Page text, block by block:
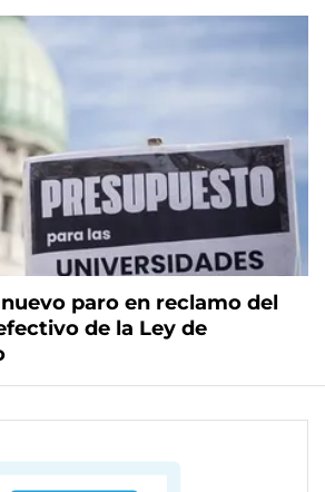
paro en reclamo del
de la Ley de